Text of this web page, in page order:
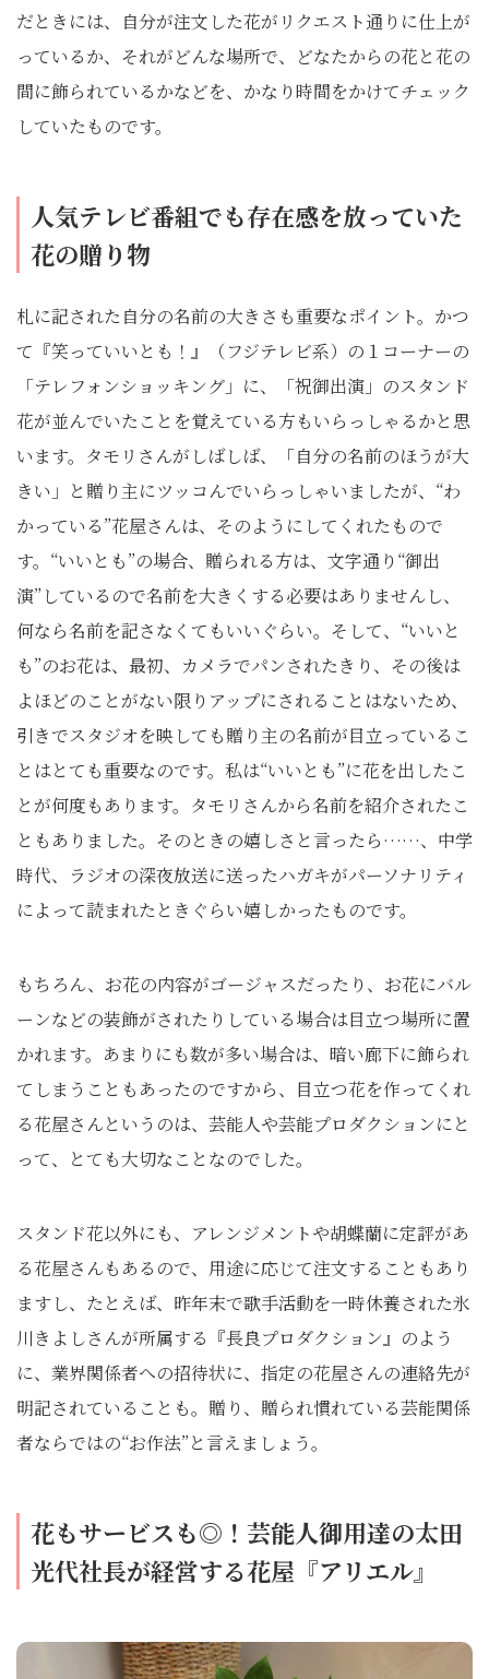
だときには、自分が注文した花がリクエスト通りに仕上が
っているか、それがどんな場所で、どなたからの花と花の
間に飾られているかなどを、かなり時間をかけてチェック
していたものです。
人気テレビ番組でも存在感を放っていた
花の贈り物
札に記された自分の名前の大きさも重要なポイント。かつ
て『笑っていいとも！』（フジテレビ系）の１コーナーの
「テレフォンショッキング」に、「祝御出演」のスタンド
花が並んでいたことを覚えている方もいらっしゃるかと思
います。タモリさんがしばしば、「自分の名前のほうが大
きい」と贈り主にツッコんでいらっしゃいましたが、“わ
かっている”花屋さんは、そのようにしてくれたもので
す。“いいとも”の場合、贈られる方は、文字通り“御出
演”しているので名前を大きくする必要はありませんし、
何なら名前を記さなくてもいいぐらい。そして、“いいと
も”のお花は、最初、カメラでパンされたきり、その後は
よほどのことがない限りアップにされることはないため、
引きでスタジオを映しても贈り主の名前が目立っているこ
とはとても重要なのです。私は“いいとも”に花を出したこ
とが何度もあります。タモリさんから名前を紹介されたこ
ともありました。そのときの嬉しさと言ったら……、中学
時代、ラジオの深夜放送に送ったハガキがパーソナリティ
によって読まれたときぐらい嬉しかったものです。
もちろん、お花の内容がゴージャスだったり、お花にバル
ーンなどの装飾がされたりしている場合は目立つ場所に置
かれます。あまりにも数が多い場合は、暗い廊下に飾られ
てしまうこともあったのですから、目立つ花を作ってくれ
る花屋さんというのは、芸能人や芸能プロダクションにと
って、とても大切なことなのでした。
スタンド花以外にも、アレンジメントや胡蝶蘭に定評があ
る花屋さんもあるので、用途に応じて注文することもあり
ますし、たとえば、昨年末で歌手活動を一時休養された氷
川きよしさんが所属する『長良プロダクション』のよう
に、業界関係者への招待状に、指定の花屋さんの連絡先が
明記されていることも。贈り、贈られ慣れている芸能関係
者ならではの“お作法”と言えましょう。
花もサービスも◎！芸能人御用達の太田
光代社長が経営する花屋『アリエル』